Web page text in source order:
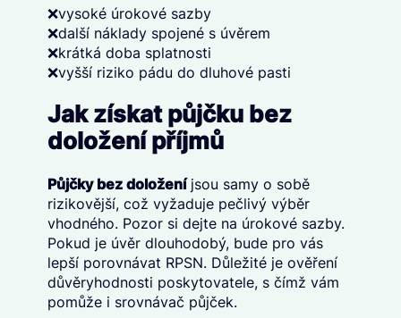
❌vysoké úrokové sazby
❌další náklady spojené s úvěrem
❌krátká doba splatnosti
❌vyšší riziko pádu do dluhové pasti
Jak získat půjčku bez
doložení příjmů
Půjčky bez doloženíjsou samy o sobě
rizikovější, což vyžaduje pečlivý výběr
vhodného. Pozor si dejte na úrokové sazby.
Pokud je úvěr dlouhodobý, bude pro vás
lepší porovnávat RPSN. Důležité je ověření
důvěryhodnosti poskytovatele, s čímž vám
pomůže i srovnávač půjček.